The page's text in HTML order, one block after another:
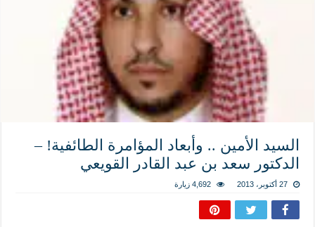
ليست المنفعة تأتي من إسلامية النّظام كما لا تأتي المضرة من مسيحية النظام
المتهاون بوطنه متهاون بدينه حتماً
نسج العلاقة مع الآخر تكون من خلال منظومة القيم و المبادئ الانسانية التي تجعل
السيد الأمين .. وأبعاد المؤامرة الطائفية! –
الدكتور سعد بن عبد القادر القويعي
27 أكتوبر، 2013 4,692 زيارة